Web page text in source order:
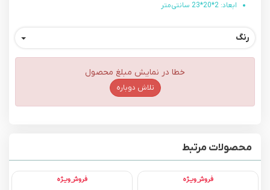
ابعاد: 2*20*23 سانتی‌متر
رنگ
خطا در نمایش مبلغ محصول
تلاش دوباره
محصولات مرتبط